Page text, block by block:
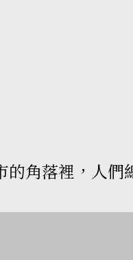
的角落裡，人們